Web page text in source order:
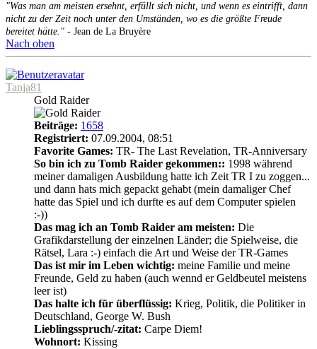
"Was man am meisten ersehnt, erfüllt sich nicht, und wenn es eintrifft, dann
nicht zu der Zeit noch unter den Umständen, wo es die größte Freude
bereitet hätte." - Jean de La Bruyère
Nach oben
Tanja81
Gold Raider
Beiträge: 1658
Registriert: 07.09.2004, 08:51
Favorite Games: TR- The Last Revelation, TR-Anniversary
So bin ich zu Tomb Raider gekommen:: 1998 während
meiner damaligen Ausbildung hatte ich Zeit TR I zu zoggen...
und dann hats mich gepackt gehabt (mein damaliger Chef
hatte das Spiel und ich durfte es auf dem Computer spielen
:-))
Das mag ich an Tomb Raider am meisten: Die
Grafikdarstellung der einzelnen Länder; die Spielweise, die
Rätsel, Lara :-) einfach die Art und Weise der TR-Games
Das ist mir im Leben wichtig: meine Familie und meine
Freunde, Geld zu haben (auch wennd er Geldbeutel meistens
leer ist)
Das halte ich für überflüssig: Krieg, Politik, die Politiker in
Deutschland, George W. Bush
Lieblingsspruch/-zitat: Carpe Diem!
Wohnort: Kissing